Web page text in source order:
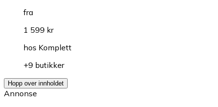
fra
1 599 kr
hos Komplett
+9 butikker
Hopp over innholdet
Annonse